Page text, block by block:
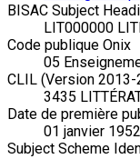
BISAC Subject
LIT000000
Code publique Onix
05
CLIL (Version 2013-
3435
Date de première
01 janvier 1952
Subject Scheme